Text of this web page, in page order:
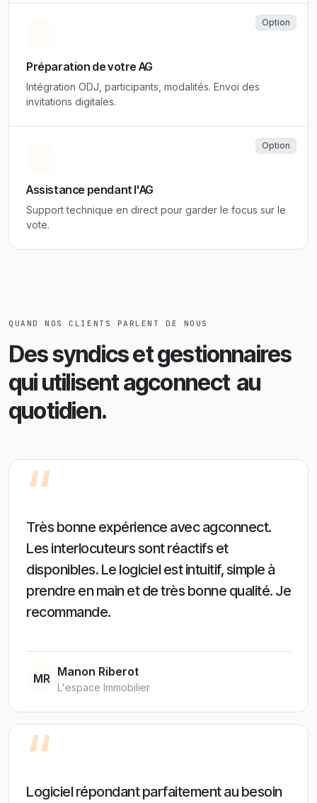
Option
Préparation de votre AG
Intégration ODJ, participants, modalités. Envoi des
invitations digitales.
Option
Assistance pendant l'AG
Support technique en direct pour garder le focus sur le
vote.
QUAND NOS CLIENTS PARLENT DE NOUS
Des syndics et gestionnaires
qui utilisent agconnect au
quotidien.
“
Très bonne expérience avec agconnect.
Les interlocuteurs sont réactifs et
disponibles. Le logiciel est intuitif, simple à
prendre en main et de très bonne qualité. Je
recommande.
MR
Manon Riberot
L'espace Immobilier
“
Logiciel répondant parfaitement au besoin